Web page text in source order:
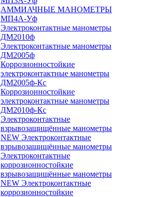
АММИАЧНЫЕ МАНОМЕТРЫ
МП4А-Уф
Электроконтактные манометры
ДМ2010ф
Электроконтактные манометры
ДМ2005ф
Коррозионностойкие
электроконтактные манометры
ДМ2005ф-Кс
Коррозионностойкие
электроконтактные манометры
ДМ2010ф-Кс
Электроконтактные
взрывозащищённые манометры
NEW Электроконтактные
взрывозащищённые манометры
Электроконтактные
коррозионностойкие
взрывозащищённые манометры
NEW Электроконтактные
коррозионностойкие